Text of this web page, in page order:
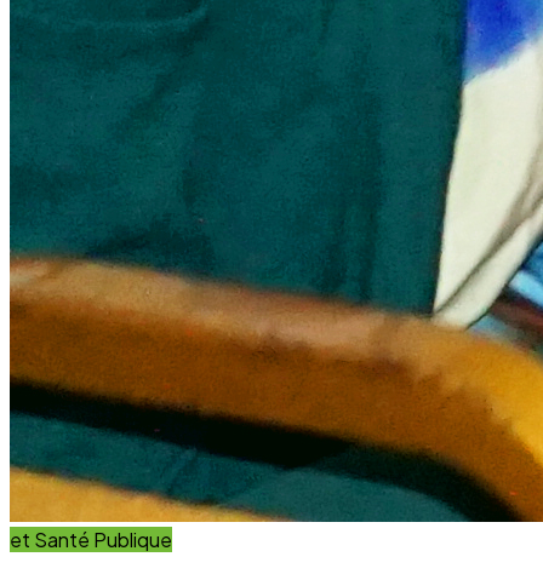
et Innovation
Éducation
Innover avec des solutions éducatives innovantes et
durables.
Découvrir nos projets En savoir plus
Impact Global
+15 Ans
D'engagement au service du développement durable.
Communauté